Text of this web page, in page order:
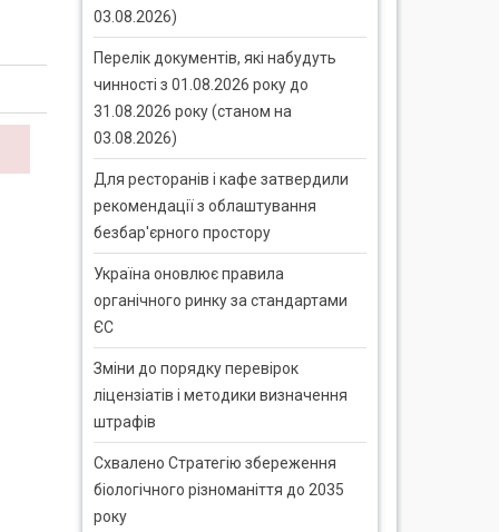
03.08.2026)
Перелік документів, які набудуть
чинності з 01.08.2026 року до
31.08.2026 року (станом на
03.08.2026)
Для ресторанів і кафе затвердили
рекомендації з облаштування
безбар'єрного простору
Україна оновлює правила
органічного ринку за стандартами
ЄС
Зміни до порядку перевірок
ліцензіатів і методики визначення
штрафів
Схвалено Стратегію збереження
біологічного різноманіття до 2035
року